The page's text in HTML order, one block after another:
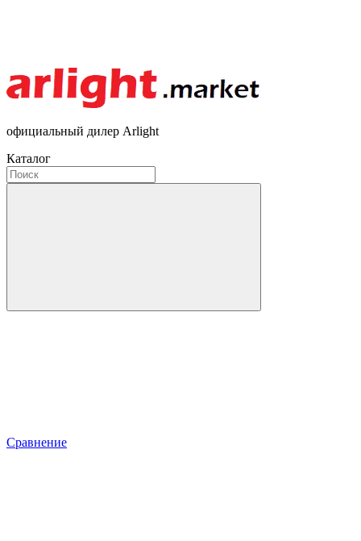
официальный дилер Arlight
Каталог
Сравнение